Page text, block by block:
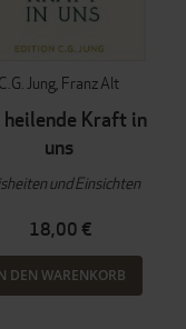
C.G. Jung Franz Alt
heilende Kraft in
uns
und Einsichten
18,00 €
DEN WARENKORB